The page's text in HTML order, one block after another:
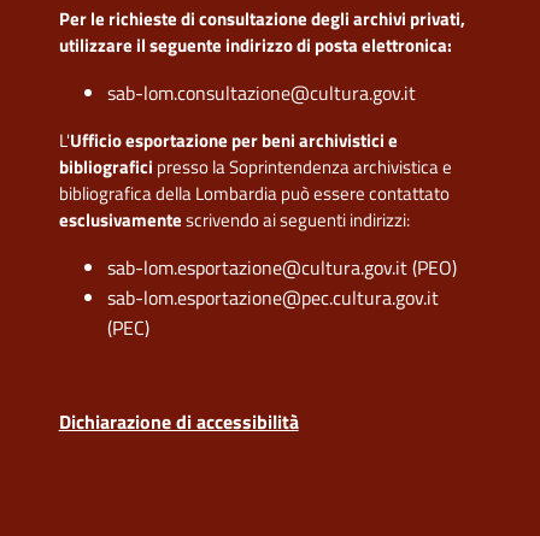
Per le richieste di consultazione degli archivi privati,
utilizzare il seguente indirizzo di posta elettronica:
sab-lom.consultazione@cultura.gov.it
L'Ufficio esportazione per beni archivistici e
bibliografici presso la Soprintendenza archivistica e
bibliografica della Lombardia può essere contattato
esclusivamentescrivendo ai seguenti indirizzi:
sab-lom.esportazione@cultura.gov.it (PEO)
sab-lom.esportazione@pec.cultura.gov.it
(PEC)
Dichiarazione di accessibilità